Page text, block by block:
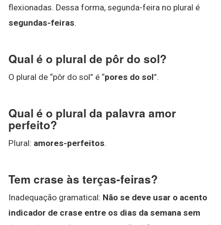
flexionadas. Dessa forma, segunda-feira no plural é
segundas-feiras.
Qual é o plural de pôr do sol?
O plural de “pôr do sol” é “pores do sol”.
Qual é o plural da palavra amor
perfeito?
Plural: amores-perfeitos.
Tem crase às terças-feiras?
Inadequação gramatical: Não se deve usar o acento
indicador de crase entre os dias da semana sem